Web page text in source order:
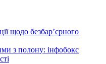
щодо безбар’єрного
з полону: інфобокс